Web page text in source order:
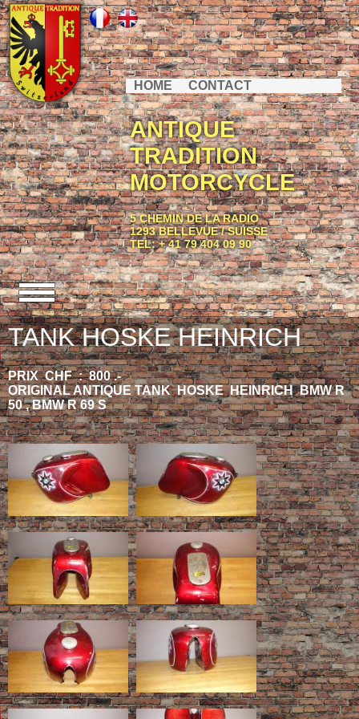
HOME CONTACT
ANTIQUE
TRADITION
MOTORCYCLE
5 CHEMIN DE LA RADIO
1293 BELLEVUE / SUISSE
TEL: + 41 79 404 09 90
TANK HOSKE HEINRICH
PRIX CHF : 800 .-
ORIGINAL ANTIQUE TANK HOSKE HEINRICH BMW R
50 , BMW R 69 S